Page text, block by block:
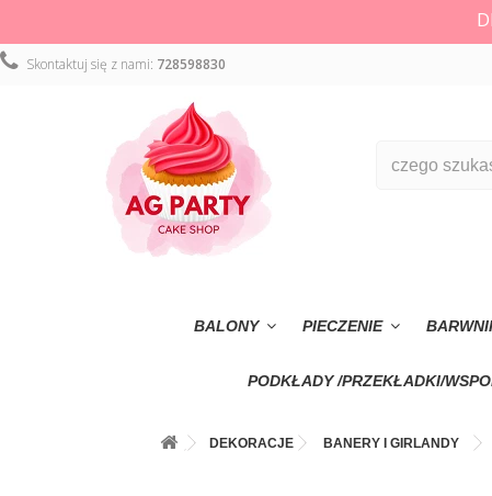
Skontaktuj się z nami: 728598830
BALONY PIECZENIE
PODKŁADY /PRZEKŁADKI/
DEKORACJE BANERY I GIRLANDY